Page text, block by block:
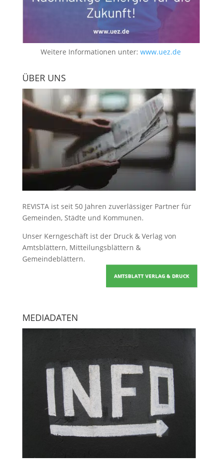
Weitere Informationen unter:www.uez.de
ÜBER UNS
REVISTA ist seit 50 Jahren zuverlässiger Partner für
Gemeinden, Städte und Kommunen.
Unser Kerngeschäft ist der Druck & Verlag von
Amtsblättern, Mitteilungsblättern &
Gemeindeblättern.
AMTSBLATT VERLAG & DRUCK
MEDIADATEN